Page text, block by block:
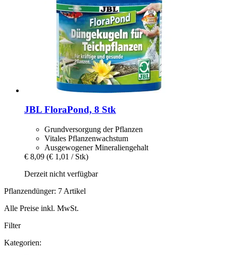
JBL FloraPond, 8 Stk
Grundversorgung der Pflanzen
Vitales Pflanzenwachstum
Ausgewogener Mineraliengehalt
€ 8,09 (€ 1,01 / Stk)
Derzeit nicht verfügbar
Pflanzendünger: 7 Artikel
Alle Preise inkl. MwSt.
Filter
Kategorien: